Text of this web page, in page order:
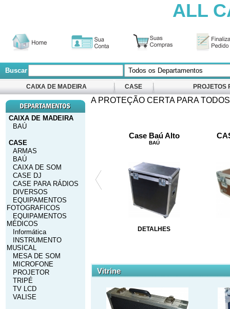
ALL
Buscar
CAIXA DE MADEIRA CASE PROJETOS
CAIXA DE MADEIRA
BAÚ
CASE
ARMAS
BAÚ
CAIXA DE SOM
CASE DJ
CASE PARA RÁDIOS
DIVERSOS
EQUIPAMENTOS
FOTOGRAFICOS
EQUIPAMENTOS
MÉDICOS
Informática
INSTRUMENTO
MUSICAL
MESA DE SOM
MICROFONE
PROJETOR
TRIPÉ
TV LCD
VALISE
A PROTEÇÃO CERTA PARA
DETALHES
Case Baú Alto
BAÚ
DETALHES
Vitrine